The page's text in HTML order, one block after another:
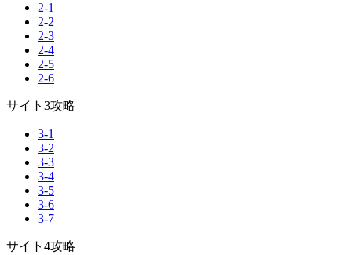
2-1
2-2
2-3
2-4
2-5
2-6
サイト3攻略
3-1
3-2
3-3
3-4
3-5
3-6
3-7
サイト4攻略